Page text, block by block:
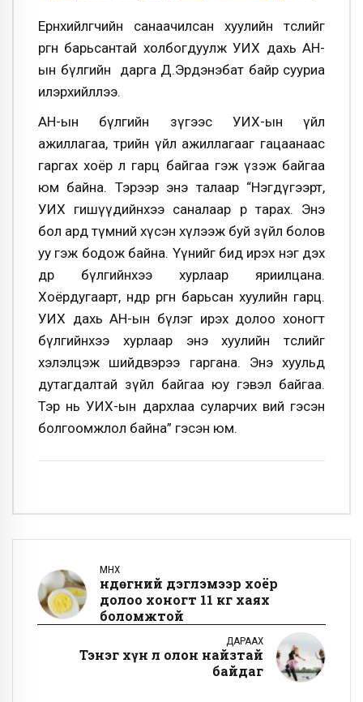
Ерөнхийлөгчийн санаачилсан хуулийн төслийг
өргөн барьсантай холбогдуулж УИХ дахь АН-
ын бүлгийн дарга Д.Эрдэнэбат байр сууриа
илэрхийллээ.
АН-ын бүлгийн зүгээс УИХ-ын үйл
ажиллагаа, төрийн үйл ажиллагааг гацаанаас
гаргах хоёр л гарц байгаа гэж үзэж байгаа
юм байна. Тэрээр энэ талаар “Нэгдүгээрт,
УИХ гишүүдийнхээ саналаар өөрөө тарах. Энэ
бол ард түмний хүсэн хүлээж буй зүйл болов
уу гэж бодож байна. Үүнийг бид ирэх нэг дэх
өдөр бүлгийнхээ хурлаар яриилцана.
Хоёрдугаарт, өнөөдөр өргөн барьсан хуулийн гарц.
УИХ дахь АН-ын бүлэг ирэх долоо хоногт
бүлгийнхээ хурлаар энэ хуулийн төслийг
хэлэлцэж шийдвэрээ гаргана. Энэ хуульд
дутагдалтай зүйл байгаа юу гэвэл байгаа.
Тэр нь УИХ-ын дархлаа суларчих вий гэсэн
болгоомжлол байна” гэсэн юм.
ӨМНӨХ
Өндөгний дэглэмээр хоёр
долоо хоногт 11 кг хаях
боломжтой
ДАРААХ
Тэнэг хүн л олон найзтай
байдаг